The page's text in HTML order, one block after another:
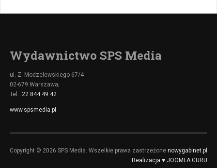
Wydawnictwo SPS Media
ul. Z. Modzelewskiego 67/4
02-679 Warszawa;
Tel.: 22 844 49 42
www.spsmedia.pl
Copyright © 2026 SPS Media. Wszelkie prawa zastrzeżone nowygabinet.pl
Realizacja ♥ JOOMLA GURU